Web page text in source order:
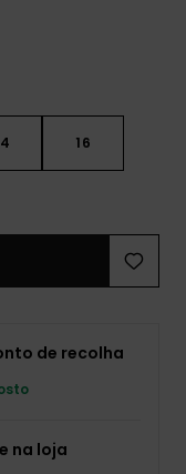
16
de recolha
na loja